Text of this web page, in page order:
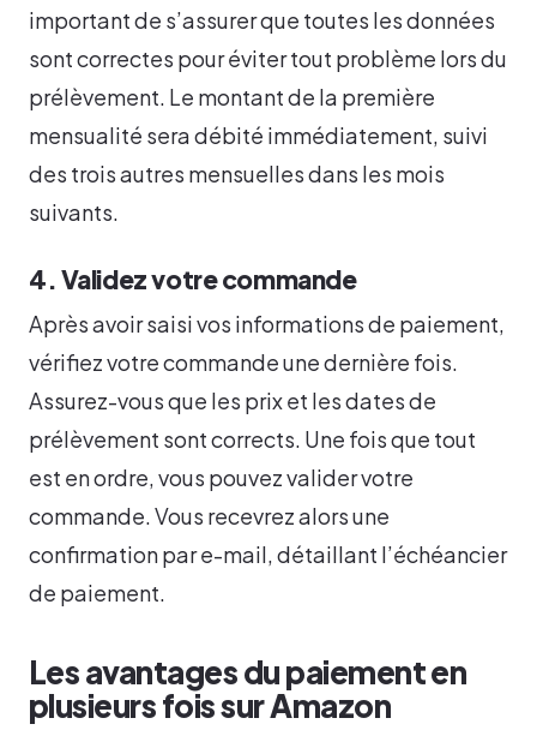
important de s’assurer que toutes les données
sont correctes pour éviter tout problème lors du
prélèvement. Le montant de la première
mensualité sera débité immédiatement, suivi
des trois autres mensuelles dans les mois
suivants.
4. Validez votre commande
Après avoir saisi vos informations de paiement,
vérifiez votre commande une dernière fois.
Assurez-vous que les prix et les dates de
prélèvement sont corrects. Une fois que tout
est en ordre, vous pouvez valider votre
commande. Vous recevrez alors une
confirmation par e-mail, détaillant l’échéancier
de paiement.
Les avantages du paiement en
plusieurs fois sur Amazon